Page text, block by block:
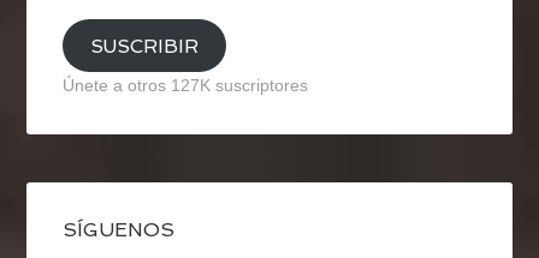
SUSCRIBIR
Únete a otros 127K suscriptores
SÍGUENOS